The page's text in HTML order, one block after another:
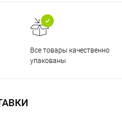
Все товары качественно
упакованы